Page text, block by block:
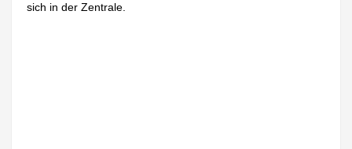
sich in der Zentrale.